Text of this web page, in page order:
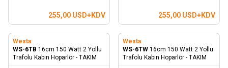
255,00 USD+KDV 255,00 USD+KDV
Westa
WS-6TB 16cm 150 Watt 2 Yollu
Trafolu Kabin Hoparlör - TAKIM
Westa
WS-6TW 16cm 150 Watt 2 Yollu
Trafolu Kabin Hoparlör - TAKIM